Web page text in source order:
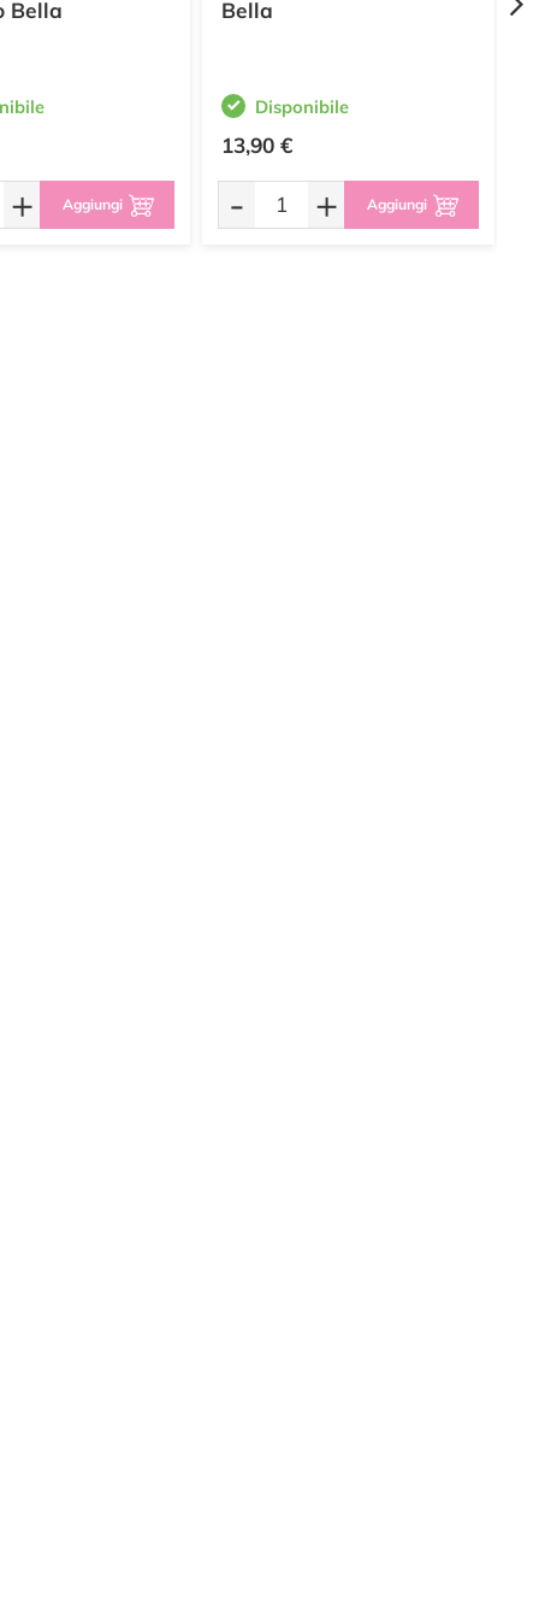
Bella
+ Aggiungi
Bella
Disponibile
13,90 €
- + Aggiungi